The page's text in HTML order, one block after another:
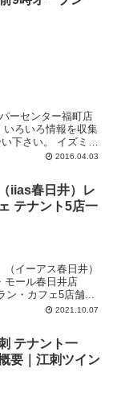
2016.04.03
iias春日井）レ
テナント5店一
トラン・カフェ5店舗...
2021.10.07
テナント一
要｜江刺ツイン